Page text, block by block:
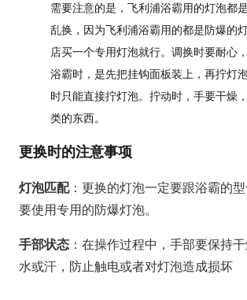
需要注意的是，飞利浦浴霸用的灯泡都
乱换，因为飞利浦浴霸用的都是防爆的
店买一个专用灯泡就行。调换时要耐心
浴霸时，是先把挂钩面板装上，再拧灯
时只能直接拧灯泡。拧动时，手要干燥
类的东西。
更换时的注意事项
灯泡匹配：更换的灯泡一定要跟浴霸的
要使用专用的防爆灯泡。
手部状态 ：在操作过程中，手部要保持
水或汗，防止触电或者对灯泡造成损坏